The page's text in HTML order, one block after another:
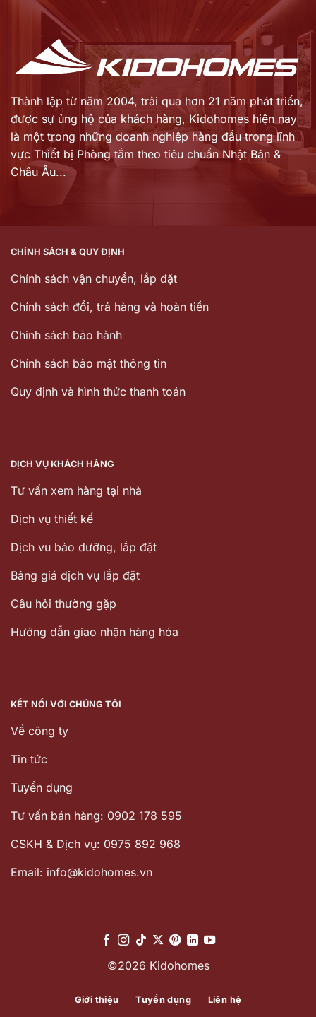
144.749.000 ₫.
Thành lập từ năm 2004, trải qua hơn 21 năm phát triển,
được sự ủng hộ của khách hàng, Kidohomes hiện nay
là một trong những doanh nghiệp hàng đầu trong lĩnh
vực Thiết bị Phòng tắm theo tiêu chuẩn Nhật Bản &
Châu Âu...
CHÍNH SÁCH & QUY ĐỊNH
Chính sách vận chuyển, lắp đặt
Chính sách đổi, trả hàng và hoàn tiền
Chinh sách bảo hành
Chính sách bảo mật thông tin
Quy định và hình thức thanh toán
DỊCH VỤ KHÁCH HÀNG
Tư vấn xem hàng tại nhà
Dịch vụ thiết kế
Dịch vu bảo dưỡng, lắp đặt
Bảng giá dịch vụ lắp đặt
Câu hỏi thường gặp
Hướng dẫn giao nhận hàng hóa
KẾT NỐI VỚI CHÚNG TÔI
Về công ty
Tin tức
Tuyển dụng
Tư vấn bán hàng: 0902 178 595
CSKH & Dịch vụ: 0975 892 968
Email: info@kidohomes.vn
©2026 Kidohomes
Giới thiệu Tuyển dụng Liên hệ